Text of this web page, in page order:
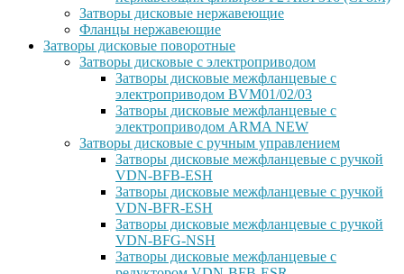
Затворы дисковые нержавеющие
Фланцы нержавеющие
Затворы дисковые поворотные
Затворы дисковые с электроприводом
Затворы дисковые межфланцевые с
электроприводом BVM01/02/03
Затворы дисковые межфланцевые с
электроприводом ARMA NEW
Затворы дисковые с ручным управлением
Затворы дисковые межфланцевые с ручкой
VDN-BFB-ESH
Затворы дисковые межфланцевые с ручкой
VDN-BFR-ESH
Затворы дисковые межфланцевые с ручкой
VDN-BFG-NSH
Затворы дисковые межфланцевые с